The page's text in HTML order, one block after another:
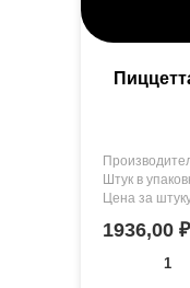
Штук в
Цена за
1936,00 ₽